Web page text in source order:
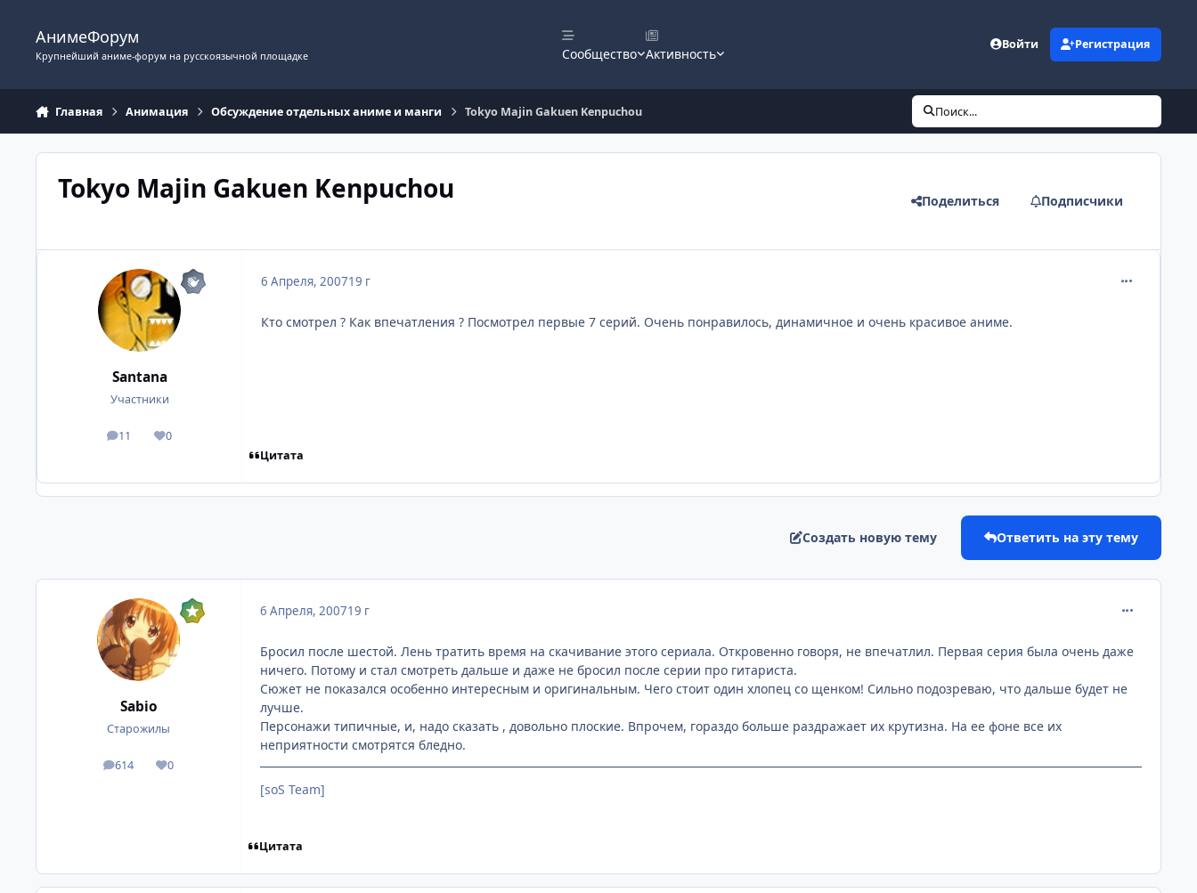
АнимеФорум
Крупнейший аниме-форум на русскоязычной площадке Сообщество Активность
Войти Регистрация
Главная Анимация Обсуждение отдельных аниме и манги Tokyo Majin Gakuen Kenpuchou Поиск...
Tokyo Majin Gakuen Kenpuchou Поделиться Подписчики
Santana
Участники
11
посты 0
Репутация
6 Апреля, 200719 г
Кто смотрел ? Как впечатления ? Посмотрел первые 7 серий. Очень понравилось, динамичное и очень красивое аниме.
Цитата
Создать новую тему Ответить на эту тему
Sabio
Старожилы
614
посты 0
Репутация
6 Апреля, 200719 г
Бросил после шестой. Лень тратить время на скачивание этого сериала. Откровенно говоря, не впечатлил. Первая серия была очень даже
ничего. Потому и стал смотреть дальше и даже не бросил после серии про гитариста.
Сюжет не показался особенно интересным и оригинальным. Чего стоит один хлопец со щенком! Сильно подозреваю, что дальше будет не
лучше.
Персонажи типичные, и, надо сказать , довольно плоские. Впрочем, гораздо больше раздражает их крутизна. На ее фоне все их
неприятности смотрятся бледно.
[soS Team]
Цитата